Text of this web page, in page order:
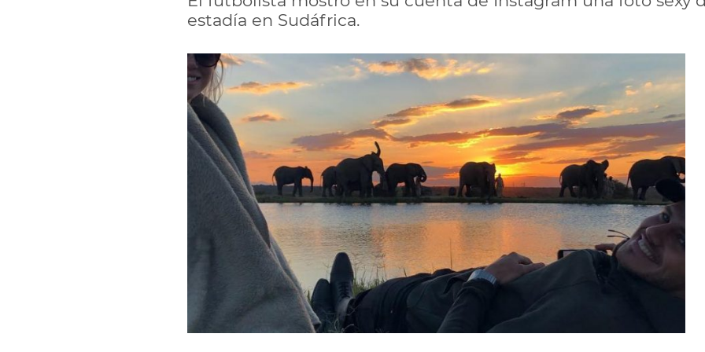
estadía en Sudáfrica.